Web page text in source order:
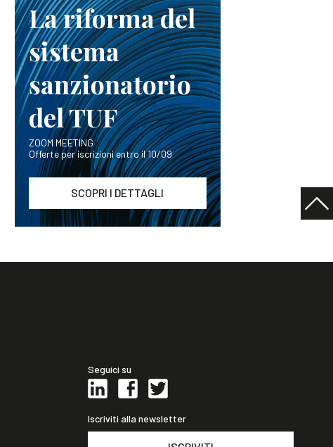
La riforma del
sistema
sanzionatorio
del TUF
ZOOM MEETING
Offerte per iscrizioni entro il 10/09
SCOPRI I DETTAGLI
Seguici su
Iscriviti alla newsletter